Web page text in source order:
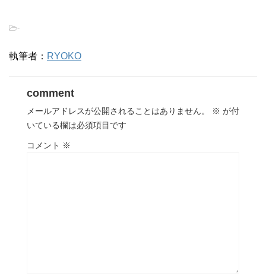
-
執筆者： RYOKO
comment
メールアドレスが公開されることはありません。 ※ が付
いている欄は必須項目です
コメント ※